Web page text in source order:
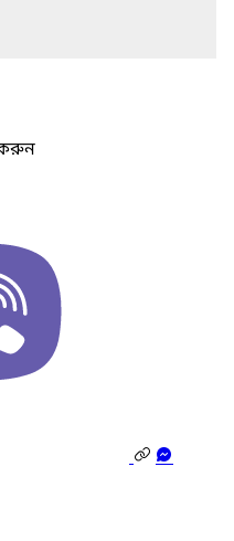
করুন